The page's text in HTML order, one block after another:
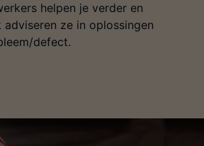
helpen je verder en
ze in oplossingen
defect.